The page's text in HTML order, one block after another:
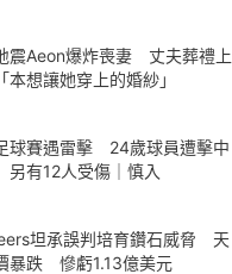
震Aeon爆炸喪妻 丈夫葬禮上
本想讓她穿上的婚紗」
球賽遇雷擊 24歲球員遭擊中
有12人受傷｜慎入
坦承誤判培育鑽石威脅 天
暴跌 慘虧1.13億美元